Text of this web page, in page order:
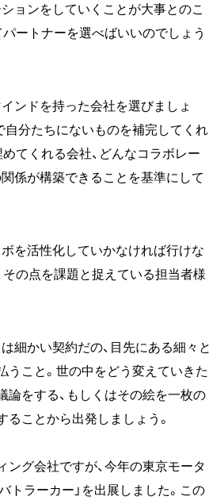
ションをしていくことが大事とのこ
パートナーを選べばいいのでしょう
インドを持った会社を選びましょ
自分たちにないものを補完してくれ
めてくれる会社、どんなコラボレー
係が構築できることを基準にして
ボを活性化していかなければ行けな
その点を課題と捉えている担当者様
は細かい契約だの、目先にある細々と
うこと。世の中をどう変えていきた
論をする、もしくはその絵を一枚の
ることから出発しましょう。
ング会社ですが、今年の東京モータ
トラーカー」を出展しました。この